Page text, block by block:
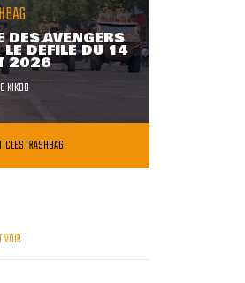
DES AVENGERS
LE DÉFILÉ DU 14
2026
KIKOO
TRASHBAG
VOIR